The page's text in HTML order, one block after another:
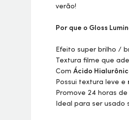
verão!
Por que o Gloss
Efeito super brilho /
Textura filme que
Com Ácido
Possui textura leve e
Promove 24 horas
Ideal para ser usado